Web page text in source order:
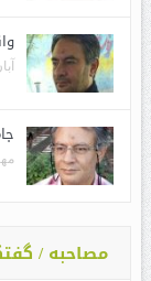
آبان
مهر ۲۱,
مصاحبه /